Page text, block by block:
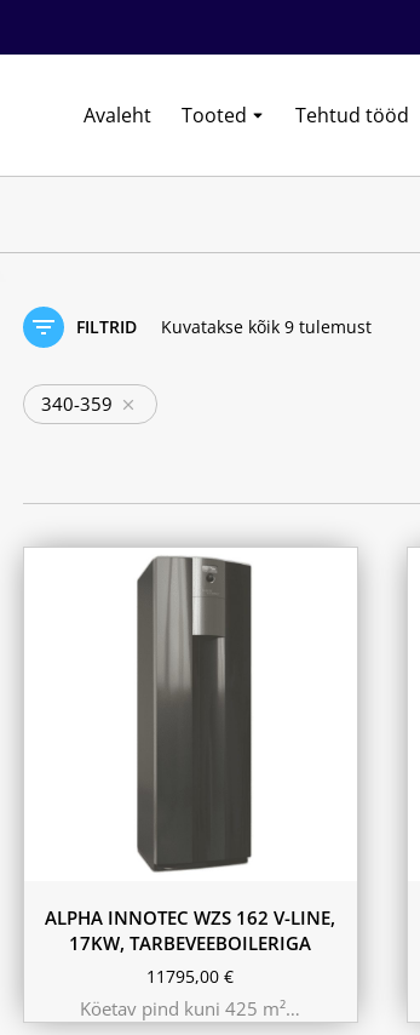
Avaleht Tooted Tehtud tööd
FILTRID Kuvatakse kõik 9 tulemust
340-359
ALPHA INNOTEC WZS 162 V-LINE,
17KW, TARBEVEEBOILERIGA
11795,00€
Köetav pind kuni 425 m²…